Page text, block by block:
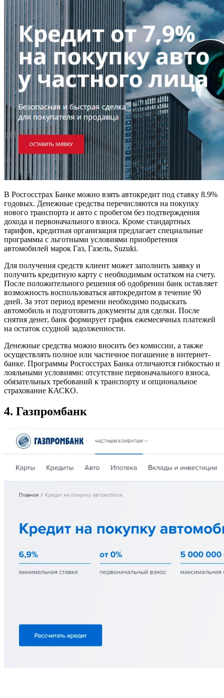
В Росгосстрах Банке можно взять автокредит под ставку 8.9%
годовых. Денежные средства перечисляются на покупку
нового транспорта и авто с пробегом без подтверждения
дохода и первоначального взноса. Кроме стандартных
тарифов, кредитная организация предлагает специальные
программы с льготными условиями приобретения
автомобилей марок Газ, Газель, Suzuki.
Для получения средств клиент может заполнить заявку и
получить кредитную карту с необходимым остатком на счету.
После положительного решения об одобрении банк оставляет
возможность воспользоваться автокредитом в течение 90
дней. За этот период времени необходимо подыскать
автомобиль и подготовить документы для сделки. После
снятия денег, банк формирует график ежемесячных платежей
на остаток ссудной задолженности.
Денежные средства можно вносить без комиссии, а также
осуществлять полное или частичное погашение в интернет-
банке. Программы Росгосстрах Банка отличаются гибкостью и
лояльными условиями: отсутствие первоначального взноса,
обязательных требований к транспорту и опциональное
страхование КАСКО.
4. Газпромбанк